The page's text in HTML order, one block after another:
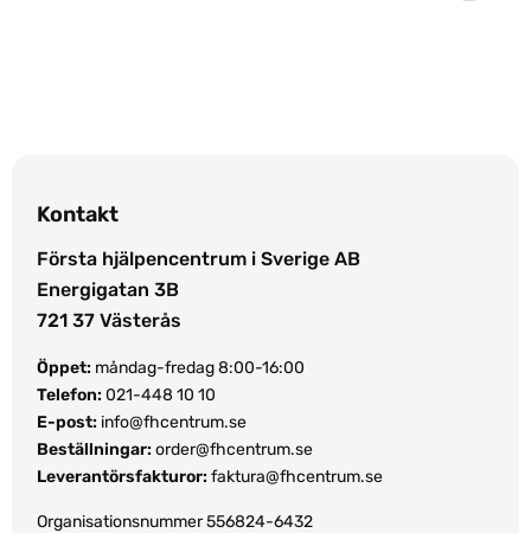
väljas
produktsidan
Kontakt
Första hjälpencentrum i Sverige AB
Energigatan 3B
721 37 Västerås
Öppet: måndag-fredag 8:00-16:00
Telefon:021-448 10 10
E-post: info@fhcentrum.se
Beställningar: order@fhcentrum.se
Leverantörsfakturor: faktura@fhcentrum.se
Organisationsnummer 556824-6432